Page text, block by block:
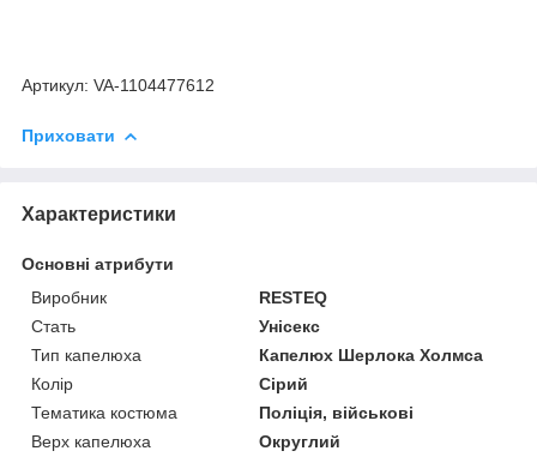
Артикул: VA-1104477612
Приховати
Характеристики
Основні атрибути
Виробник
RESTEQ
Стать
Унісекс
Тип капелюха
Капелюх Шерлока Холмса
Колір
Сірий
Тематика костюма
Поліція, військові
Верх капелюха
Округлий